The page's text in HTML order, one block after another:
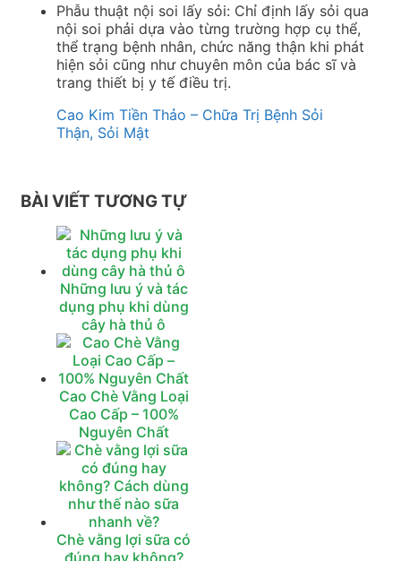
Phẫu thuật nội soi lấy sỏi: Chỉ định lấy sỏi qua
nội soi phải dựa vào từng trường hợp cụ thể,
thể trạng bệnh nhân, chức năng thận khi phát
hiện sỏi cũng như chuyên môn của bác sĩ và
trang thiết bị y tế điều trị.
Cao Kim Tiền Thảo – Chữa Trị Bệnh Sỏi
Thận, Sỏi Mật
BÀI VIẾT TƯƠNG TỰ
Những lưu ý và tác
dụng phụ khi dùng
cây hà thủ ô
Cao Chè Vằng Loại
Cao Cấp – 100%
Nguyên Chất
Chè vằng lợi sữa có
đúng hay không?